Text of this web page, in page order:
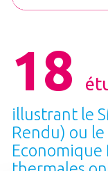
18
illustrant le
Rendu) ou le
Economique